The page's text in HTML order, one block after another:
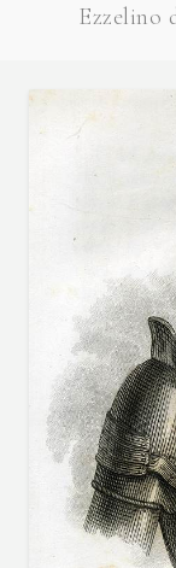
Ezzelino